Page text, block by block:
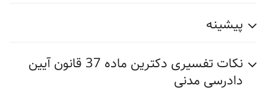
پیشینه
نکات تفسیری دکترین ماده 37 قانون آیین
دادرسی مدنی